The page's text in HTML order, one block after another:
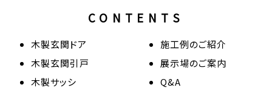
CONTENTS
木製玄関ドア
木製玄関引戸
木製サッシ
施工例のご紹介
展示場のご案内
Q&A